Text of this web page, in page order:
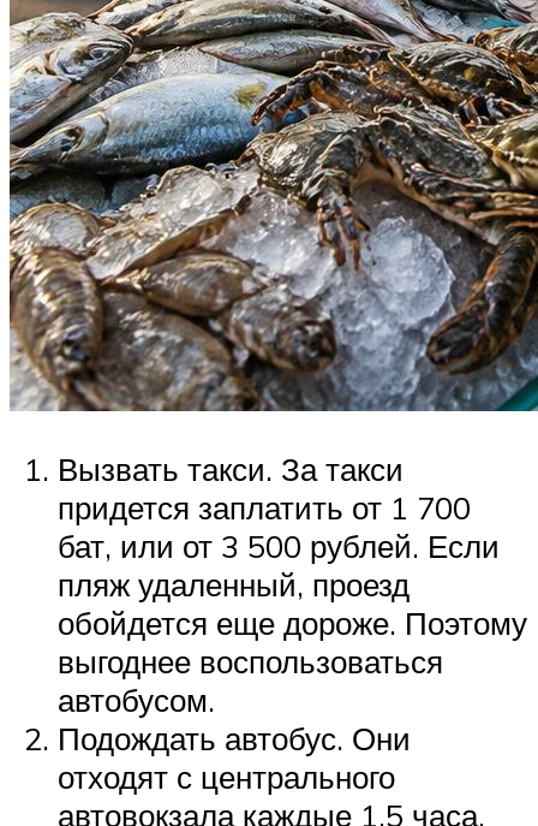
Вызвать такси. За такси
придется заплатить от 1 700
бат, или от 3 500 рублей. Если
пляж удаленный, проезд
обойдется еще дороже. Поэтому
выгоднее воспользоваться
автобусом.
Подождать автобус. Они
отходят с центрального
автовокзала каждые 1,5 часа.